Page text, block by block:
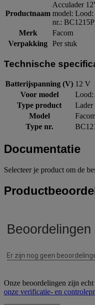
Productnaam
Acculader
model:
nr.:
Merk
Facom
Verpakking Per stuk
Technische
Batterijspanning (V) 12 V
Voor model
Type product
Lader
Model
Type nr.
Documentatie
Selecteer je product om de
Onze beoordelingen zijn
onze verificatie- en